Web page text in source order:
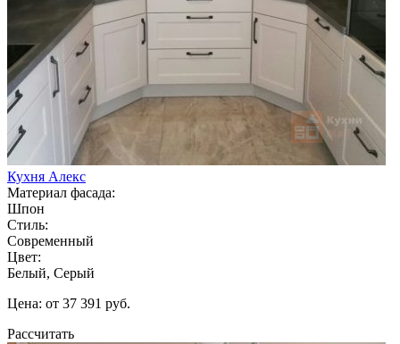
Кухня Алекс
Материал фасада:
Шпон
Стиль:
Современный
Цвет:
Белый, Серый
Цена: от 37 391 руб.
Рассчитать